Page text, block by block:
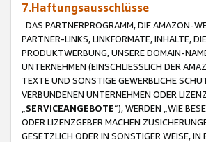
7.Haftungsausschlüsse
DAS PARTNERPROGRAMM, DIE AMAZON-
PARTNER-LINKS, LINKFORMATE, INHALTE,
PRODUKTWERBUNG, UNSERE DOMAIN-
UNTERNEHMEN (EINSCHLIESSLICH DER
TEXTE UND SONSTIGE GEWERBLICHE
VERBUNDENEN UNTERNEHMEN ODER
SERVICEANGEBOTE“), WERDEN „WIE
ODER LIZENZGEBER MACHEN
GESETZLICH ODER IN SONSTIGER WEISE,